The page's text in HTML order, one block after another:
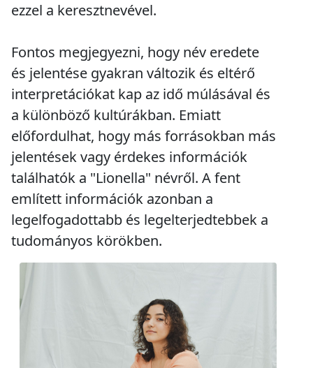
ezzel a keresztnevével.
Fontos megjegyezni, hogy név eredete
és jelentése gyakran változik és eltérő
interpretációkat kap az idő múlásával és
a különböző kultúrákban. Emiatt
előfordulhat, hogy más forrásokban más
jelentések vagy érdekes információk
találhatók a "Lionella" névről. A fent
említett információk azonban a
legelfogadottabb és legelterjedtebbek a
tudományos körökben.